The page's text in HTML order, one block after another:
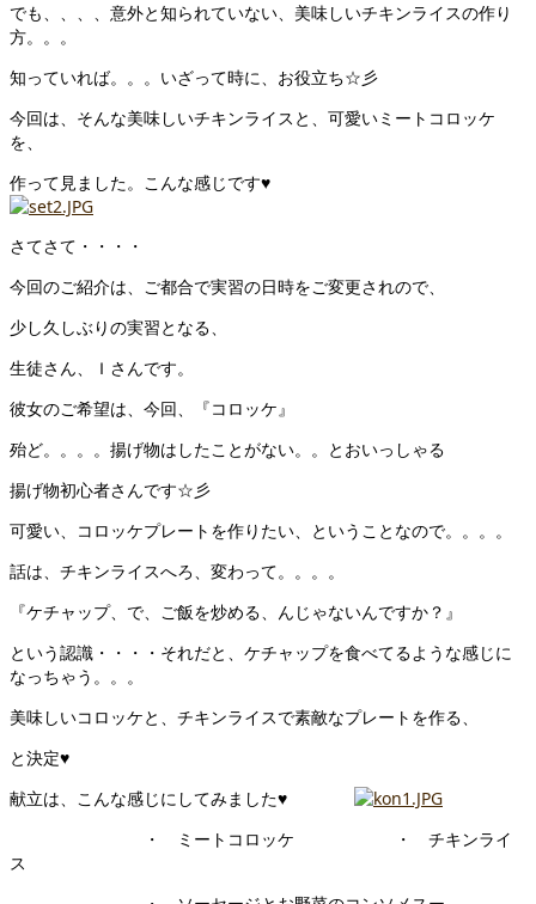
でも、、、、意外と知られていない、美味しいチキンライスの作り
方。。。
知っていれば。。。いざって時に、お役立ち☆彡
今回は、そんな美味しいチキンライスと、可愛いミートコロッケ
を、
作って見ました。こんな感じです♥
さてさて・・・・
今回のご紹介は、ご都合で実習の日時をご変更されので、
少し久しぶりの実習となる、
生徒さん、Ｉさんです。
彼女のご希望は、今回、『コロッケ』
殆ど。。。。揚げ物はしたことがない。。とおいっしゃる
揚げ物初心者さんです☆彡
可愛い、コロッケプレートを作りたい、ということなので。。。。
話は、チキンライスへろ、変わって。。。。
『ケチャップ、で、ご飯を炒める、んじゃないんですか？』
という認識・・・・それだと、ケチャップを食べてるような感じに
なっちゃう。。。
美味しいコロッケと、チキンライスで素敵なプレートを作る、
と決定♥
献立は、こんな感じにしてみました♥
・ ミートコロッケ ・ チキンライ
ス